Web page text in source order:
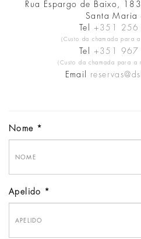
Rua Espargo de Baixo,
Santa Maria
Tel
+351
(Custo da chamada para
Tel +351 967
(Custo da chamada para a
Email
Nome
Apelido